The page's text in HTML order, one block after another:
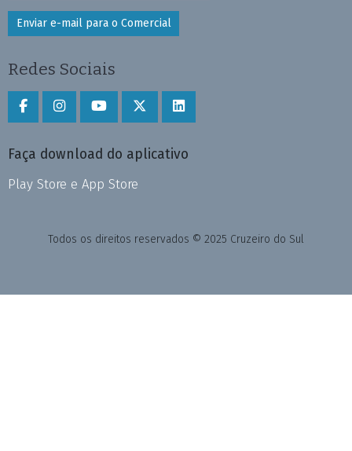
Enviar e-mail para o Comercial
Redes Sociais
Faça download do aplicativo
Play Store e App Store
Todos os direitos reservados © 2025 Cruzeiro do Sul